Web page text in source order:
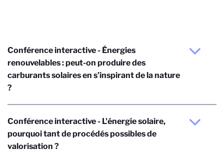
Conférence interactive - Énergies
renouvelables : peut-on produire des
carburants solaires en s’inspirant de la nature
?
Conférence interactive - L'énergie solaire,
pourquoi tant de procédés possibles de
valorisation ?